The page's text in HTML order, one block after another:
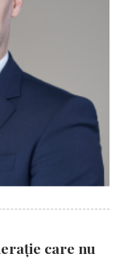
care nu